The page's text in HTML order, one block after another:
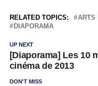
RELATED TOPICS: ARTS
DIAPORAMA
UP NEXT
[Diaporama] Les 10
cinéma de 2013
DON'T MISS